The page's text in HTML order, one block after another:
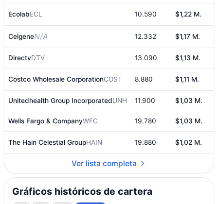
EcolabECL 10.590 $1,22 M.
CelgeneN/A 12.332 $1,17 M.
DirectvDTV 13.090 $1,13 M.
Costco Wholesale CorporationCOST 8.880 $1,11 M.
Unitedhealth Group IncorporatedUNH 11.900 $1,03 M.
Wells Fargo & CompanyWFC 19.780 $1,03 M.
The Hain Celestial GroupHAIN 19.880 $1,02 M.
Ver lista completa
Gráficos históricos de cartera